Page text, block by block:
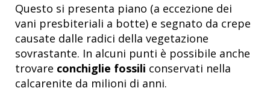
Questo si presenta piano (a eccezione dei
vani presbiteriali a botte) e segnato da crepe
causate dalle radici della vegetazione
sovrastante. In alcuni punti è possibile anche
trovare conchiglie fossili conservati nella
calcarenite da milioni di anni.